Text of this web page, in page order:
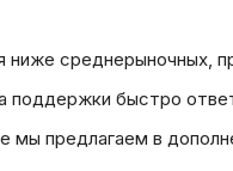
среднерыночных,
быстро
мы предлагаем в